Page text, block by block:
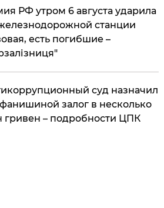
РФ утром 6 августа ударила
станции
есть погибшие –
суд назначил
залог в несколько
гривен – подробности ЦПК